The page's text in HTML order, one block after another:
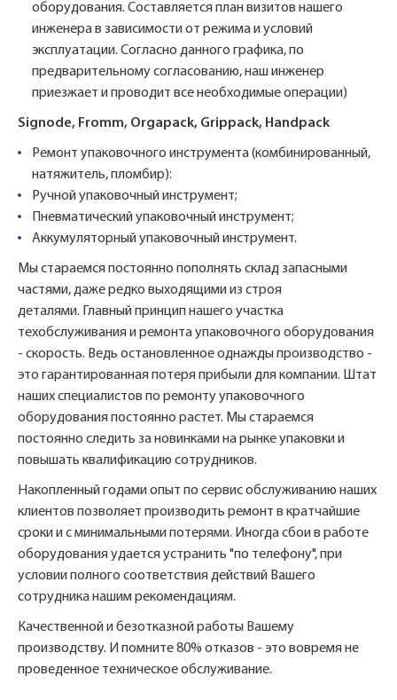
оборудования. Составляется план визитов нашего
инженера в зависимости от режима и условий
эксплуатации. Согласно данного графика, по
предварительному согласованию, наш инженер
приезжает и проводит все необходимые операции)
Signode, Fromm, Orgapack, Grippack, Handpack
Ремонт упаковочного инструмента (комбинированный,
натяжитель, пломбир):
Ручной упаковочный инструмент;
Пневматический упаковочный инструмент;
Аккумуляторный упаковочный инструмент.
Мы стараемся постоянно пополнять склад запасными
частями, даже редко выходящими из строя
деталями. Главный принцип нашего участка
техобслуживания и ремонта упаковочного оборудования
- скорость. Ведь остановленное однажды производство -
это гарантированная потеря прибыли для компании. Штат
наших специалистов по ремонту упаковочного
оборудования постоянно растет. Мы стараемся
постоянно следить за новинками на рынке упаковки и
повышать квалификацию сотрудников.
Накопленный годами опыт по сервис обслуживанию наших
клиентов позволяет производить ремонт в кратчайшие
сроки и с минимальными потерями. Иногда сбои в работе
оборудования удается устранить "по телефону", при
условии полного соответствия действий Вашего
сотрудника нашим рекомендациям.
Качественной и безотказной работы Вашему
производству. И помните 80% отказов - это вовремя не
проведенное техническое обслуживание.